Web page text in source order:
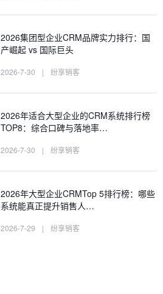
2026集团型企业CRM品牌实力排行：国
产崛起 vs 国际巨头
2026-7-30 | 纷享销客
2026年适合大型企业的CRM系统排行榜
TOP8：综合口碑与落地率…
2026-7-30 | 纷享销客
2026年大型企业CRMTop 5排行榜：哪些
系统能真正提升销售人…
2026-7-29 | 纷享销客